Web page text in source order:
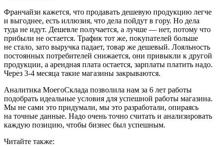
Франчайзи кажется, что продавать дешевую продукцию легче
и выгоднее, есть иллюзия, что дела пойдут в гору. Но дела
туда не идут. Дешевле получается, а лучше — нет, потому что
прибыли не остается. Трафик тот же, покупателей больше
не стало, зато выручка падает, товар же дешевый. Лояльность
постоянных потребителей снижается, они привыкли к другой
продукции, а арендная плата остается, зарплаты платить надо.
Через 3-4 месяца такие магазины закрываются.
Аналитика МоегоСклада позволила нам за 6 лет работы
подобрать идеальные условия для успешной работы магазина.
Мы не сами это придумали, мы это разработали, опираясь
на точные данные. Надо очень точно считать и анализировать
каждую позицию, чтобы бизнес был успешным.
Читайте также: